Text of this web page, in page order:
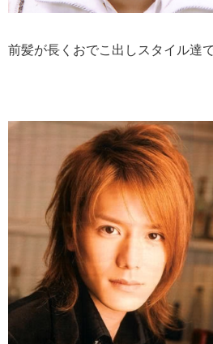
前髪が長くおでこ出しスタイル達で